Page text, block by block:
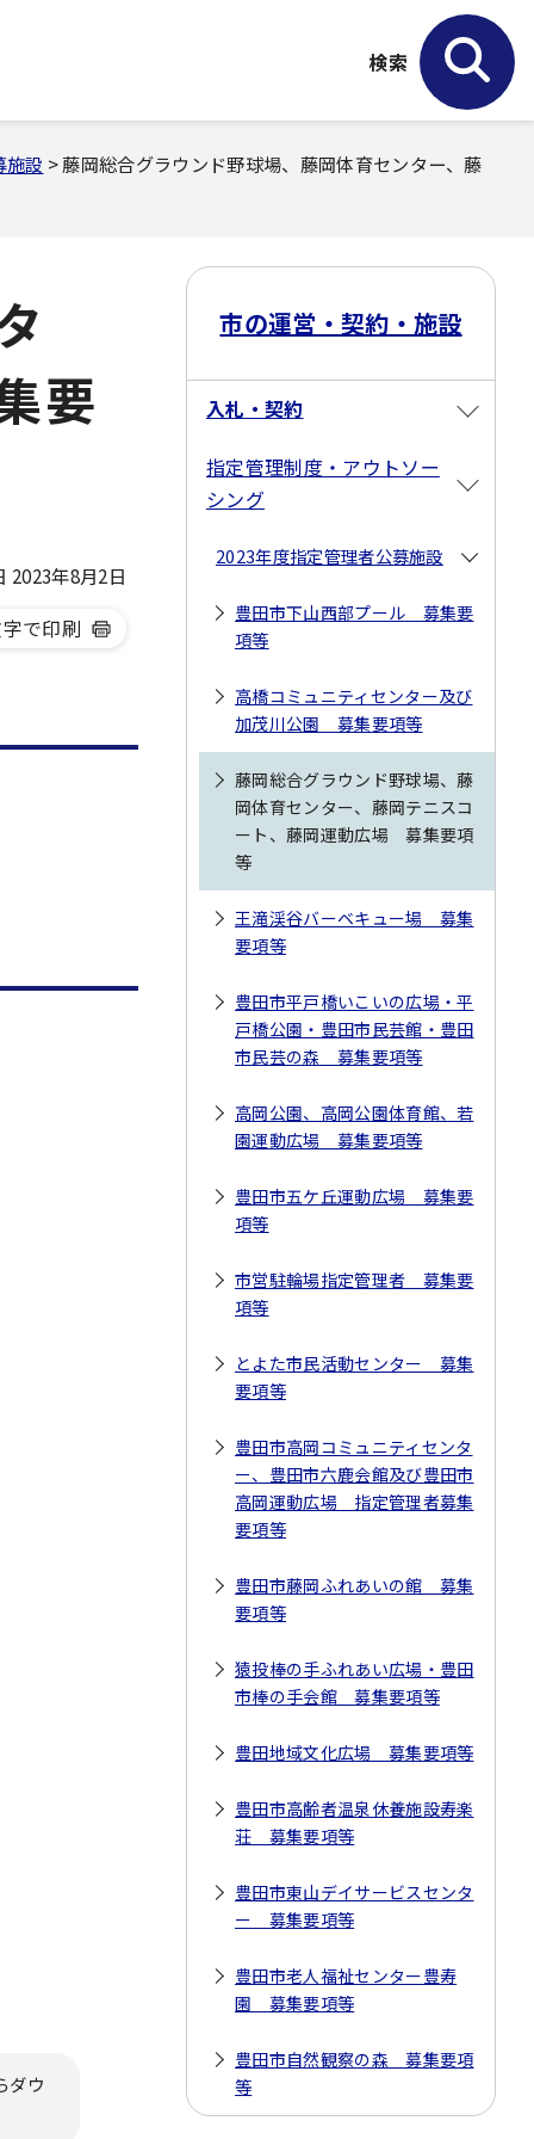
検索
施設 > 藤岡総合グラウンド野球場、藤岡体育センター、藤
要
年8月2日
で印刷
ダウ
市の運営・契約・施設
入札・契約
指定管理制度・アウトソー
シング
2023年度指定管理者公募施設
豊田市下山西部プール 募集要
項等
高橋コミュニティセンター及び
加茂川公園 募集要項等
藤岡総合グラウンド野球場、藤
岡体育センター、藤岡テニスコ
ート、藤岡運動広場 募集要項
等
王滝渓谷バーベキュー場 募集
要項等
豊田市平戸橋いこいの広場・平
戸橋公園・豊田市民芸館・豊田
市民芸の森 募集要項等
高岡公園、高岡公園体育館、若
園運動広場 募集要項等
豊田市五ケ丘運動広場 募集要
項等
市営駐輪場指定管理者 募集要
項等
とよた市民活動センター 募集
要項等
豊田市高岡コミュニティセンタ
ー、豊田市六鹿会館及び豊田市
高岡運動広場 指定管理者募集
要項等
豊田市藤岡ふれあいの館 募集
要項等
猿投棒の手ふれあい広場・豊田
市棒の手会館 募集要項等
豊田地域文化広場 募集要項等
豊田市高齢者温泉休養施設寿楽
荘 募集要項等
豊田市東山デイサービスセンタ
ー 募集要項等
豊田市老人福祉センター豊寿
園 募集要項等
豊田市自然観察の森 募集要項
等